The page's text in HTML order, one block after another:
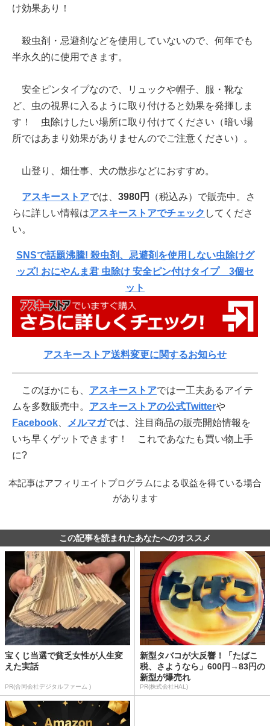
け効果あり！
殺虫剤・忌避剤などを使用していないので、何年でも
半永久的に使用できます。
安全ピンタイプなので、リュックや帽子、服・靴な
ど、虫の視界に入るように取り付けると効果を発揮しま
す！ 虫除けしたい場所に取り付けてください（暗い場
所ではあまり効果がありませんのでご注意ください）。
山登り、畑仕事、犬の散歩などにおすすめ。
アスキーストアでは、 3980円
（税込み）で販売中。さ
らに詳しい情報はアスキーストアでチェック してくださ
い。
SNSで話題沸騰! 殺虫剤、忌避剤を使用しない虫除けグ
ッズ! おにやんま君 虫除け 安全ピン付けタイプ 3個セ
ット
アスキーストア送料変更に関するお知らせ
このほかにも、 アスキーストアでは一工夫あるアイテ
ムを多数販売中。 アスキーストアの公式Twitterや
Facebook
メルマガでは、注目商品の販売開始情報を
いち早くゲットできます！ これであなたも買い物上手
に?
本記事はアフィリエイトプログラムによる収益を得ている場合
があります
この記事を読まれたあなたへのオススメ
宝くじ当選で貧乏女性が人生変
えた実話
PR(合同会社デジタルファーム )
新型タバコが大反響！「たばこ
税、さようなら」600円→83円の
新型が爆売れ
PR(株式会社HAL)